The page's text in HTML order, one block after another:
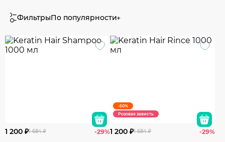
ФильтрыПо популярности
1 200 ₽1 684 ₽ -29%
-50%
Розовая зависть
1 200 ₽1 684 ₽ -29%